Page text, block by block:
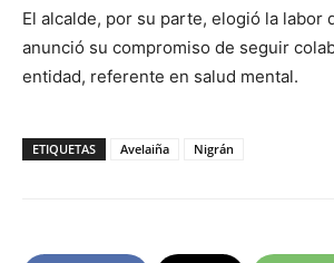
El alcalde, por su parte, elogió la labor
anunció su compromiso de seguir
entidad, referente en salud mental.
ETIQUETAS Avelaiña Nigrán